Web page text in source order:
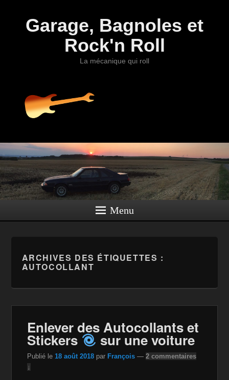
Garage, Bagnoles et
Rock'n Roll
La mécanique qui roll
Menu
ARCHIVES DES ÉTIQUETTES :
AUTOCOLLANT
Enlever des Autocollants et
Stickers sur une voiture
Publié le 18 août 2018 par François —2 commentaires
↓